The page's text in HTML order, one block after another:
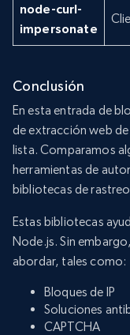
node-curl-
impersonate
Conclusión
En esta entrada de
de extracción web de
lista. Comparamos
herramientas de
bibliotecas de
Estas bibliotecas
Node.js. Sin
abordar, tales como:
Bloques de IP
Soluciones
CAPTCHA